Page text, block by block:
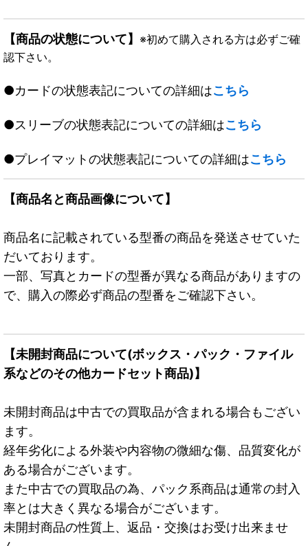
【商品の状態について】 ※初めて購入される方は必ずご確
認下さい。
●カードの状態表記についての詳細はこちら
●スリーブの状態表記についての詳細はこちら
●プレイマットの状態表記についての詳細はこちら
【商品名と商品画像について】
商品名に記載されている型番の商品を発送させていた
だいております。
一部、写真とカードの型番が異なる商品がありますの
で、購入の際必ず商品の型番をご確認下さい。
【未開封商品について(ボックス・パック・ファイル
系などのその他カードセット商品)】
未開封商品は中古での買取品が含まれる場合もござい
ます。
経年劣化による外装や内容物の微細な傷、品質変化が
ある場合がございます。
また中古での買取品の為、パック系商品は通常の封入
率とは大きく異なる場合がございます。
未開封商品の性質上、返品・交換はお受け出来ませ